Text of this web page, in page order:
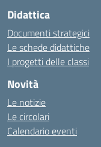
Didattica
Documenti strategici
Le schede didattiche
I progetti delle classi
Novità
Le notizie
Le circolari
Calendario eventi